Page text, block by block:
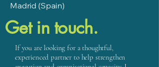
Madrid (Spain)
Get in touch.
If you are looking for a thoughtful,
experienced partner to help strengthen